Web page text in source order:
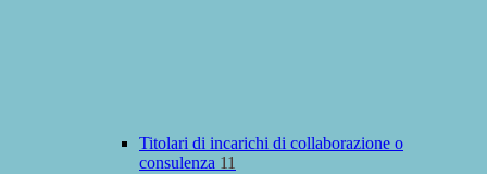
Titolari di incarichi di collaborazione o
consulenza 11